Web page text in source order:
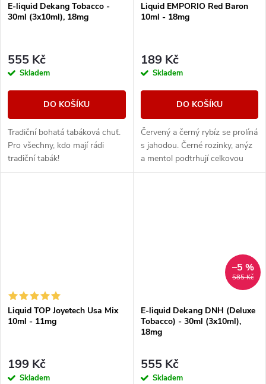
E-liquid Dekang Tobacco -
30ml (3x10ml), 18mg
555 Kč
Skladem
DO KOŠÍKU
Tradiční bohatá tabáková chuť.
Pro všechny, kdo mají rádi
tradiční tabák!
Liquid EMPORIO Red Baron
10ml - 18mg
189 Kč
Skladem
DO KOŠÍKU
Červený a černý rybíz se prolíná
s jahodou. Černé rozinky, anýz
a mentol podtrhují celkovou
kompozici.
Liquid TOP Joyetech Usa Mix
10ml - 11mg
199 Kč
Skladem
585 Kč
–5 %
E-liquid Dekang DNH (Deluxe
Tobacco) - 30ml (3x10ml),
18mg
555 Kč
Skladem